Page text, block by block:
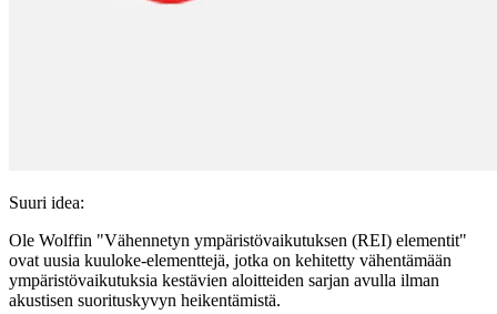
Suuri idea:
Ole Wolffin "Vähennetyn ympäristövaikutuksen (REI) elementit"
ovat uusia kuuloke-elementtejä, jotka on kehitetty vähentämään
ympäristövaikutuksia kestävien aloitteiden sarjan avulla ilman
akustisen suorituskyvyn heikentämistä.